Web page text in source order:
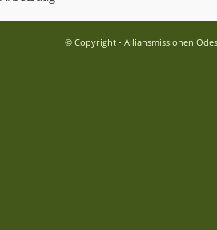
© Copyright - Alliansmissionen